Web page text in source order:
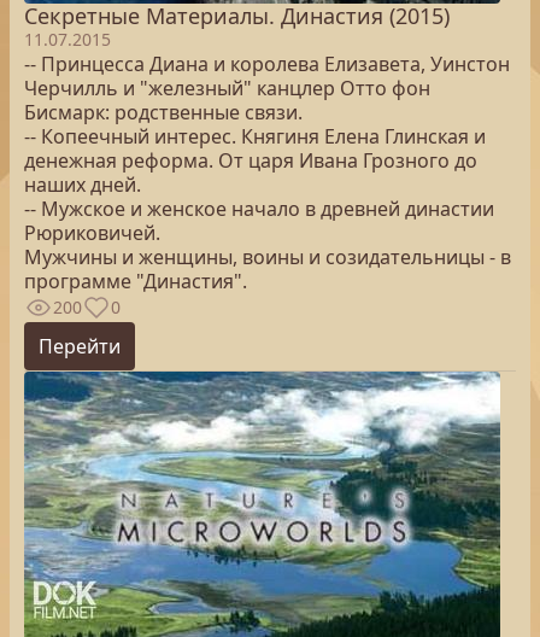
Секретные Материалы. Династия (2015)
11.07.2015
-- Принцесса Диана и королева Елизавета, Уинстон
Черчилль и "железный" канцлер Отто фон
Бисмарк: родственные связи.
-- Копеечный интерес. Княгиня Елена Глинская и
денежная реформа. От царя Ивана Грозного до
наших дней.
-- Мужское и женское начало в древней династии
Рюриковичей.
Мужчины и женщины, воины и созидательницы - в
программе "Династия".
200 0
Перейти